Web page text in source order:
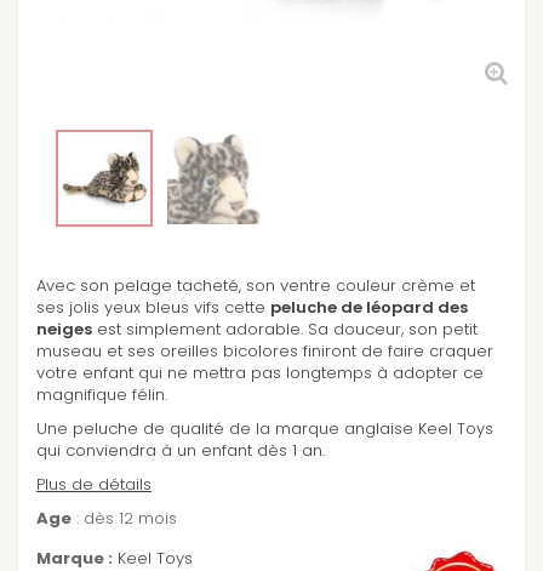
Avec son pelage tacheté, son ventre couleur crème et
ses jolis yeux bleus vifs cette peluche de léopard des
neiges est simplement adorable. Sa douceur, son petit
museau et ses oreilles bicolores finiront de faire craquer
votre enfant qui ne mettra pas longtemps à adopter ce
magnifique félin.
Une peluche de qualité de la marque anglaise Keel Toys
qui conviendra à un enfant dès 1 an.
Plus de détails
Age : dès 12 mois
Marque : Keel Toys